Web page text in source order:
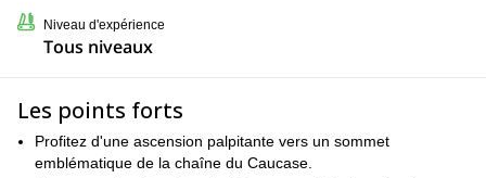
Niveau d'expérience
Tous niveaux
Les points forts
Profitez d'une ascension palpitante vers un sommet
emblématique de la chaîne du Caucase.